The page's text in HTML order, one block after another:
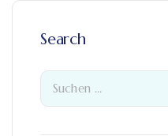
Search